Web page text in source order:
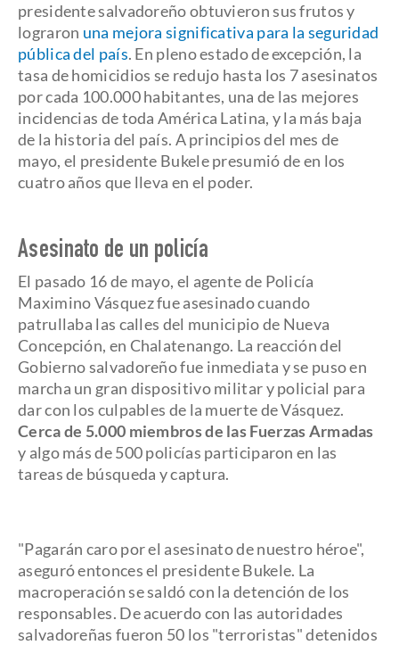
presidente salvadoreño obtuvieron sus frutos y
lograron una mejora significativa para la seguridad
pública del país. En pleno estado de excepción, la
tasa de homicidios se redujo hasta los 7 asesinatos
por cada 100.000 habitantes, una de las mejores
incidencias de toda América Latina, y la más baja
de la historia del país. A principios del mes de
mayo, el presidente Bukele presumió deen los
cuatro años que lleva en el poder.
Asesinato de un policía
El pasado 16 de mayo, el agente de Policía
Maximino Vásquez fue asesinado cuando
patrullaba las calles del municipio de Nueva
Concepción, en Chalatenango. La reacción del
Gobierno salvadoreño fue inmediata y se puso en
marcha un gran dispositivo militar y policial para
dar con los culpables de la muerte de Vásquez.
Cerca de 5.000 miembros de las Fuerzas Armadas
y algo más de 500 policías participaron en las
tareas de búsqueda y captura.
"Pagarán caro por el asesinato de nuestro héroe",
aseguró entonces el presidente Bukele. La
macroperación se saldó con la detención de los
responsables. De acuerdo con las autoridades
salvadoreñas fueron 50 los "terroristas" detenidos